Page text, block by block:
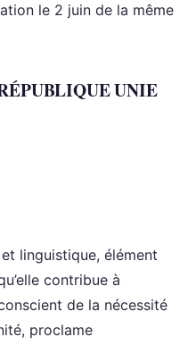
le 2 juin de la même
UNIE
linguistique, élément
contribue à
de la nécessité
proclame